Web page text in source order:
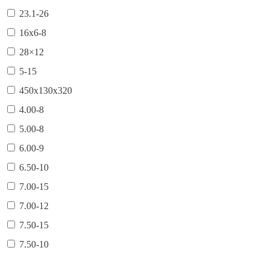
23.1-26
16х6-8
28×12
5-15
450х130х320
4.00-8
5.00-8
6.00-9
6.50-10
7.00-15
7.00-12
7.50-15
7.50-10